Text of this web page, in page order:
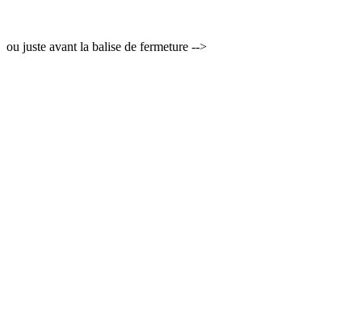
ou juste avant la balise de fermeture -->